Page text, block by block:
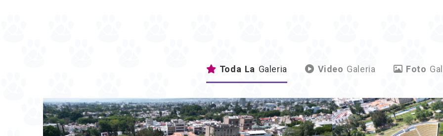
Toda La Galeria Video Galeria Foto